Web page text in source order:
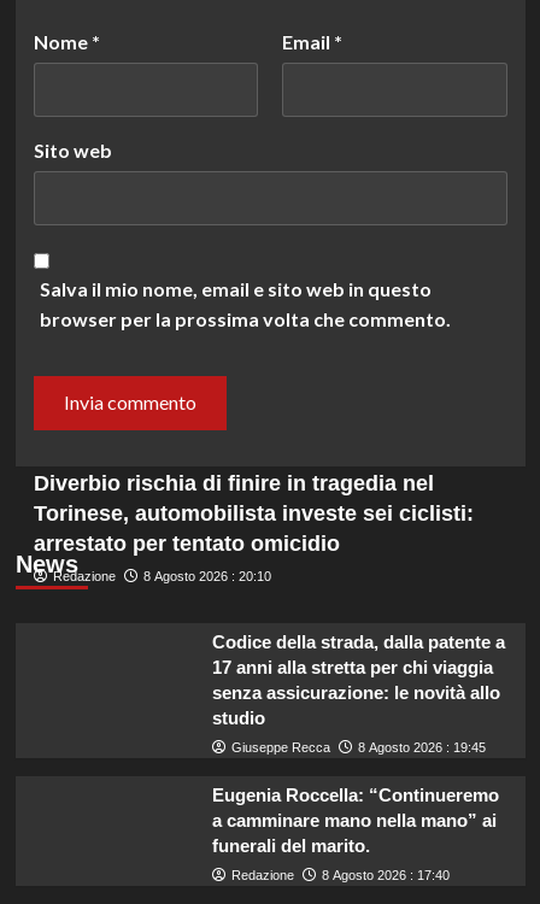
Nome * Email *
Sito web
Salva il mio nome, email e sito web in questo
browser per la prossima volta che commento.
News
Diverbio rischia di finire in tragedia nel
Torinese, automobilista investe sei ciclisti:
arrestato per tentato omicidio
Redazione 8 Agosto 2026 : 20:10
Codice della strada, dalla patente a
17 anni alla stretta per chi viaggia
senza assicurazione: le novità allo
studio
Giuseppe Recca 8 Agosto 2026 : 19:45
Eugenia Roccella: “Continueremo
a camminare mano nella mano” ai
funerali del marito.
Redazione 8 Agosto 2026 : 17:40